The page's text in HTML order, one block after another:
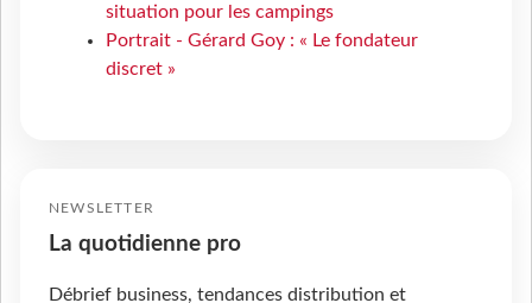
situation pour les campings
Portrait - Gérard Goy : « Le fondateur
discret »
NEWSLETTER
La quotidienne pro
Débrief business, tendances distribution et